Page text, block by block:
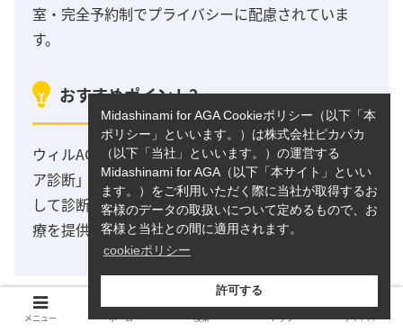
室・完全予約制でプライバシーに配慮されていま
す。
おすすめポイント2
ウィルAGAクリニックでは独自の「ウィル式BHSヘ
ア診断」を行い、薄毛タイプを約10万以上に細分化
して診断し、一人ひとりの異なった症状に応じた治
療を提供しています。
メニュー ホーム 検索 トップ サイドバー
Midashinami for AGA Cookieポリシー（以下「本
ポリシー」といいます。）は株式会社ピカパカ
（以下「当社」といいます。）の運営する
Midashinami for AGA（以下「本サイト」といい
ます。）をご利用いただく際に当社が取得するお
客様のデータの取扱いについて定めるもので、お
客様と当社との間に適用されます。
cookieポリシー
許可する